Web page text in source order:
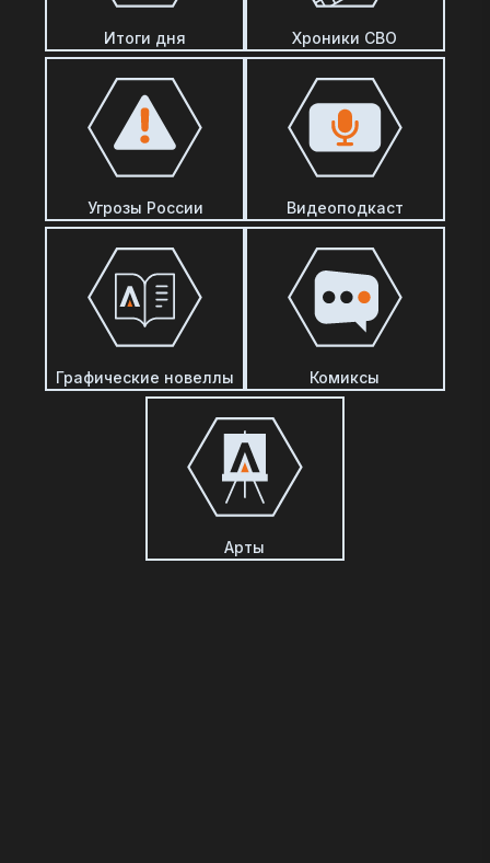
Итоги дня Хроники СВО
Угрозы России Видеоподкаст
Графические новеллы Комиксы
Арты